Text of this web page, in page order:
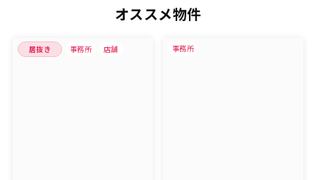
オススメ物件
居抜き 事務所 店舗 事務所